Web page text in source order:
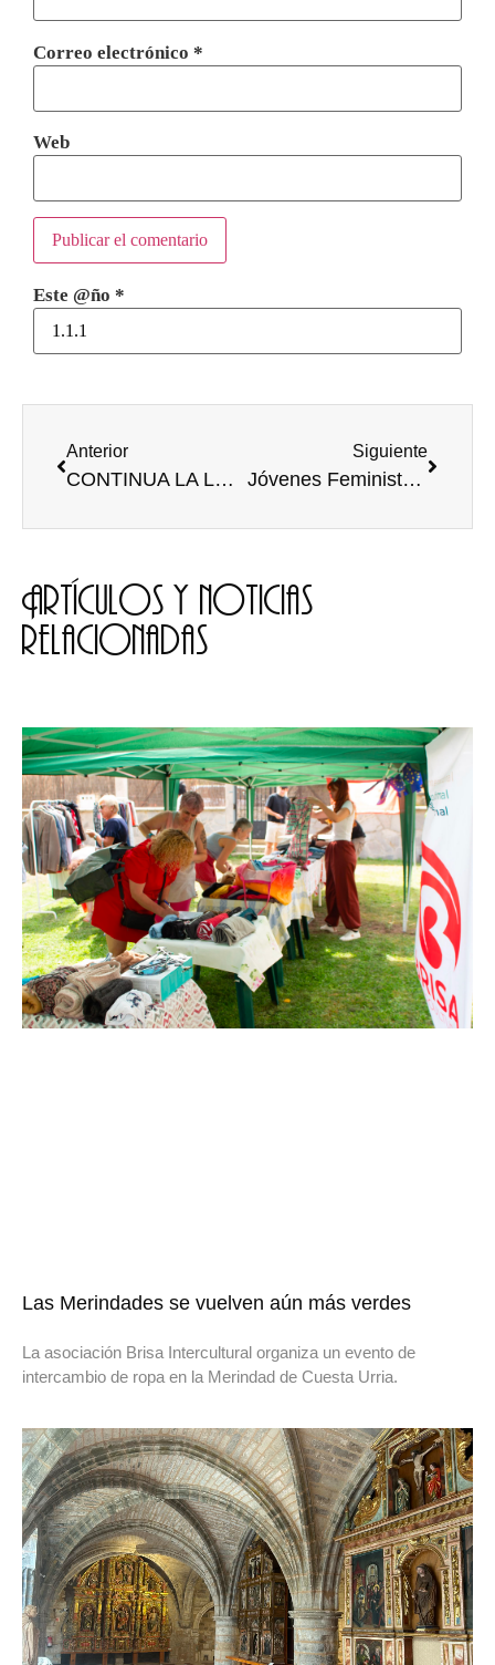
Correo electrónico *
Web
Este @ño *
Anterior
CONTINUA LA LUCHA EN LAS CALLES | CONCENTRACIÓN DE LA PLATAFORMA 8M
Siguiente
Jóvenes Feministas Universitarixs, luchando por la igualdad desde las aulas (Crónica 8M 2019 y galería)
Artículos y noticias
relacionadas
Las Merindades se vuelven aún más verdes
La asociación Brisa Intercultural organiza un evento de
intercambio de ropa en la Merindad de Cuesta Urria.